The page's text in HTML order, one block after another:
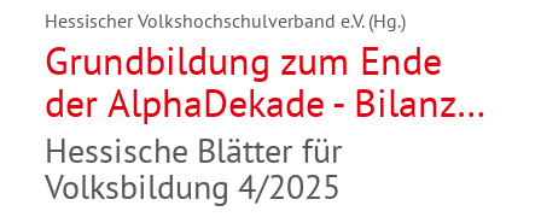
Hessischer Volkshochschulverband e.V. (Hg.)
Grundbildung zum Ende
der AlphaDekade - Bilanz
und Perspektiven
Hessische Blätter für
Volksbildung 4/2025